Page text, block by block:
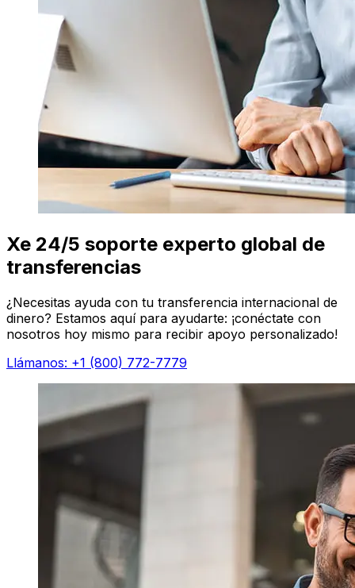
Xe 24/5 soporte experto global de
transferencias
¿Necesitas ayuda con tu transferencia internacional de
dinero? Estamos aquí para ayudarte: ¡conéctate con
nosotros hoy mismo para recibir apoyo personalizado!
Llámanos: +1 (800) 772-7779